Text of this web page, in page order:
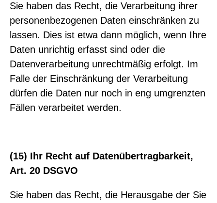
Sie haben das Recht, die Verarbeitung ihrer
personenbezogenen Daten einschränken zu
lassen. Dies ist etwa dann möglich, wenn Ihre
Daten unrichtig erfasst sind oder die
Datenverarbeitung unrechtmäßig erfolgt. Im
Falle der Einschränkung der Verarbeitung
dürfen die Daten nur noch in eng umgrenzten
Fällen verarbeitet werden.
(15) Ihr Recht auf Datenübertragbarkeit,
Art. 20 DSGVO
Sie haben das Recht, die Herausgabe der Sie